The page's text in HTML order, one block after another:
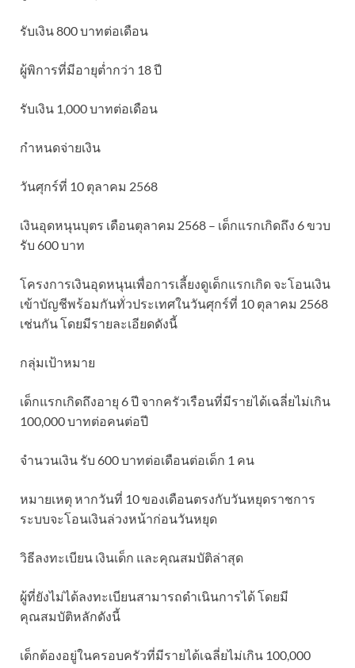
รับเงิน 800 บาทต่อเดือน
ผู้พิการที่มีอายุต่ำกว่า 18 ปี
รับเงิน 1,000 บาทต่อเดือน
กำหนดจ่ายเงิน
วันศุกร์ที่ 10 ตุลาคม 2568
เงินอุดหนุนบุตร เดือนตุลาคม 2568 – เด็กแรกเกิดถึง 6 ขวบ
รับ 600 บาท
โครงการเงินอุดหนุนเพื่อการเลี้ยงดูเด็กแรกเกิด จะโอนเงิน
เข้าบัญชีพร้อมกันทั่วประเทศในวันศุกร์ที่ 10 ตุลาคม 2568
เช่นกัน โดยมีรายละเอียดดังนี้
กลุ่มเป้าหมาย
เด็กแรกเกิดถึงอายุ 6 ปี จากครัวเรือนที่มีรายได้เฉลี่ยไม่เกิน
100,000 บาทต่อคนต่อปี
จำนวนเงิน รับ 600 บาทต่อเดือนต่อเด็ก 1 คน
หมายเหตุ หากวันที่ 10 ของเดือนตรงกับวันหยุดราชการ
ระบบจะโอนเงินล่วงหน้าก่อนวันหยุด
วิธีลงทะเบียน เงินเด็ก และคุณสมบัติล่าสุด
ผู้ที่ยังไม่ได้ลงทะเบียนสามารถดำเนินการได้ โดยมี
คุณสมบัติหลักดังนี้
เด็กต้องอยู่ในครอบครัวที่มีรายได้เฉลี่ยไม่เกิน 100,000